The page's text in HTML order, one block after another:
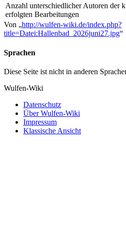
Anzahl unterschiedlicher Autoren der
erfolgten Bearbeitungen
Von „http://wulfen-wiki.de/index.php?
title=Datei:Hallenbad_2026juni27.jpg“
Sprachen
Diese Seite ist nicht in anderen
Wulfen-Wiki
Datenschutz
Über Wulfen-Wiki
Impressum
Klassische Ansicht